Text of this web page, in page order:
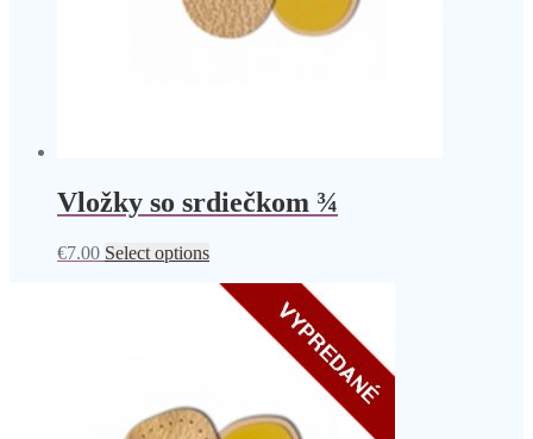
Vložky so srdiečkom ¾
€7.00 Select options